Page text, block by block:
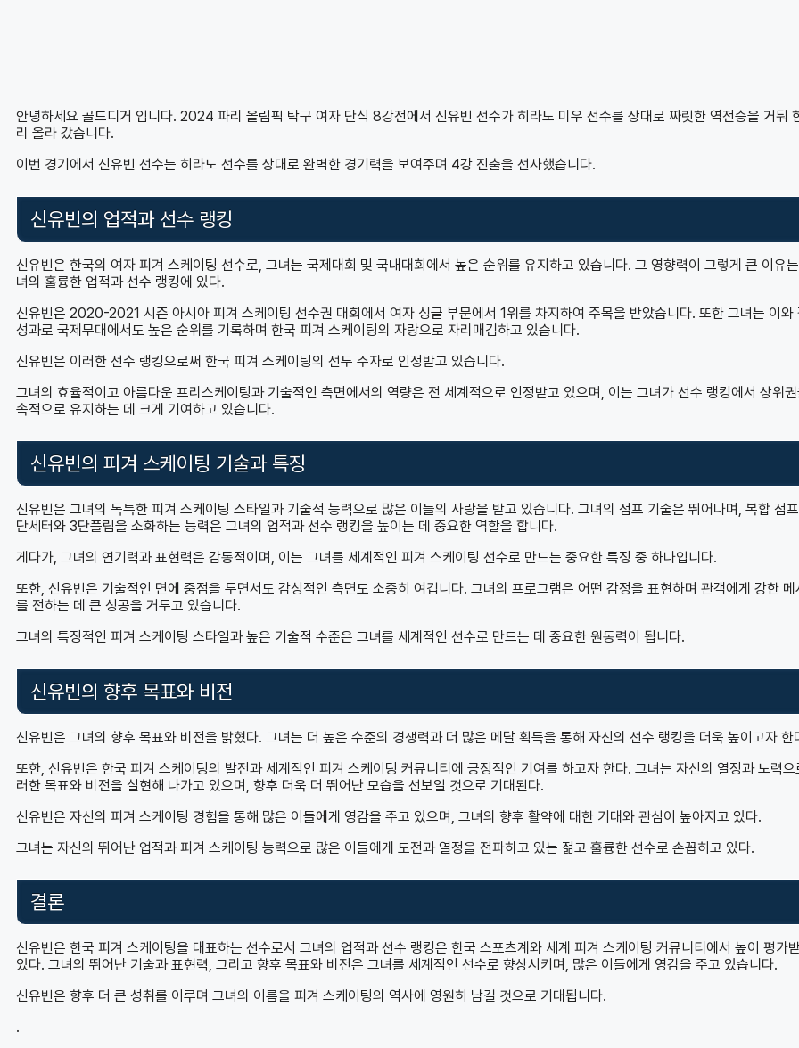
안녕하세요 골드디거 입니다. 2024 파리 올림픽 탁구 여자 단식 8강전에서 신유빈 선수가 히라노 미우 선수를 상대로 짜릿한 역전승을 거둬
리 올라 갔습니다.
이번 경기에서 신유빈 선수는 히라노 선수를 상대로 완벽한 경기력을 보여주며 4강 진출을 선사했습니다.
신유빈의 업적과 선수 랭킹
신유빈은 한국의 여자 피겨 스케이팅 선수로, 그녀는 국제대회 및 국내대회에서 높은 순위를 유지하고 있습니다. 그 영향력이 그렇게 큰 이유
녀의 훌륭한 업적과 선수 랭킹에 있다.
신유빈은 2020-2021 시즌 아시아 피겨 스케이팅 선수권 대회에서 여자 싱글 부문에서 1위를 차지하여 주목을 받았습니다. 또한 그녀는 이와
성과로 국제무대에서도 높은 순위를 기록하며 한국 피겨 스케이팅의 자랑으로 자리매김하고 있습니다.
신유빈은 이러한 선수 랭킹으로써 한국 피겨 스케이팅의 선두 주자로 인정받고 있습니다.
그녀의 효율적이고 아름다운 프리스케이팅과 기술적인 측면에서의 역량은 전 세계적으로 인정받고 있으며, 이는 그녀가 선수 랭킹에서 상위
속적으로 유지하는 데 크게 기여하고 있습니다.
신유빈의 피겨 스케이팅 기술과 특징
신유빈은 그녀의 독특한 피겨 스케이팅 스타일과 기술적 능력으로 많은 이들의 사랑을 받고 있습니다. 그녀의 점프 기술은 뛰어나며, 복합 점
단세터와 3단플립을 소화하는 능력은 그녀의 업적과 선수 랭킹을 높이는 데 중요한 역할을 합니다.
게다가, 그녀의 연기력과 표현력은 감동적이며, 이는 그녀를 세계적인 피겨 스케이팅 선수로 만드는 중요한 특징 중 하나입니다.
또한, 신유빈은 기술적인 면에 중점을 두면서도 감성적인 측면도 소중히 여깁니다. 그녀의 프로그램은 어떤 감정을 표현하며 관객에게 강한 메
를 전하는 데 큰 성공을 거두고 있습니다.
그녀의 특징적인 피겨 스케이팅 스타일과 높은 기술적 수준은 그녀를 세계적인 선수로 만드는 데 중요한 원동력이 됩니다.
신유빈의 향후 목표와 비전
신유빈은 그녀의 향후 목표와 비전을 밝혔다. 그녀는 더 높은 수준의 경쟁력과 더 많은 메달 획득을 통해 자신의 선수 랭킹을 더욱 높이고자 한
또한, 신유빈은 한국 피겨 스케이팅의 발전과 세계적인 피겨 스케이팅 커뮤니티에 긍정적인 기여를 하고자 한다. 그녀는 자신의 열정과 노력으
러한 목표와 비전을 실현해 나가고 있으며, 향후 더욱 더 뛰어난 모습을 선보일 것으로 기대된다.
신유빈은 자신의 피겨 스케이팅 경험을 통해 많은 이들에게 영감을 주고 있으며, 그녀의 향후 활약에 대한 기대와 관심이 높아지고 있다.
그녀는 자신의 뛰어난 업적과 피겨 스케이팅 능력으로 많은 이들에게 도전과 열정을 전파하고 있는 젊고 훌륭한 선수로 손꼽히고 있다.
결론
신유빈은 한국 피겨 스케이팅을 대표하는 선수로서 그녀의 업적과 선수 랭킹은 한국 스포츠계와 세계 피겨 스케이팅 커뮤니티에서 높이 평가
있다. 그녀의 뛰어난 기술과 표현력, 그리고 향후 목표와 비전은 그녀를 세계적인 선수로 향상시키며, 많은 이들에게 영감을 주고 있습니다.
신유빈은 향후 더 큰 성취를 이루며 그녀의 이름을 피겨 스케이팅의 역사에 영원히 남길 것으로 기대됩니다.
.